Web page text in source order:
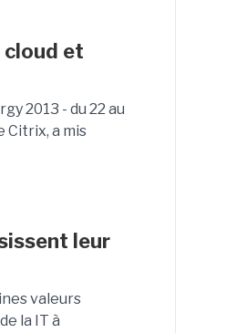
cloud et
2013 - du 22 au
Citrix, a mis
leur
valeurs
la IT à